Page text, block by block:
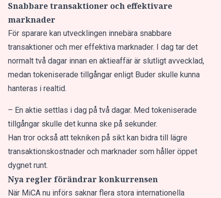
Snabbare transaktioner och effektivare
marknader
För sparare kan utvecklingen innebära snabbare
transaktioner och mer effektiva marknader. I dag tar det
normalt två dagar innan en aktieaffär är slutligt avvecklad,
medan tokeniserade tillgångar enligt Buder skulle kunna
hanteras i realtid.
– En aktie settlas i dag på två dagar. Med tokeniserade
tillgångar skulle det kunna ske på sekunder.
Han tror också att tekniken på sikt kan bidra till lägre
transaktionskostnader och marknader som håller öppet
dygnet runt.
Nya regler förändrar konkurrensen
När MiCA nu införs saknar flera stora internationella